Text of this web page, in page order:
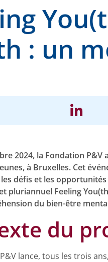
: un
2024, la Fondation
à Bruxelles. Cet
défis et les
pluriannuel Feeling
du bien-être
du
lance, tous les trois